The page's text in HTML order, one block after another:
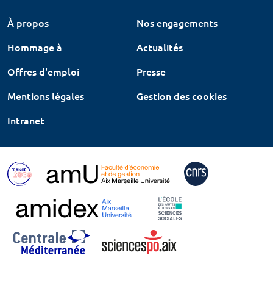
À propos
Nos engagements
Hommage à
Actualités
Offres d'emploi
Presse
Mentions légales
Gestion des cookies
Intranet